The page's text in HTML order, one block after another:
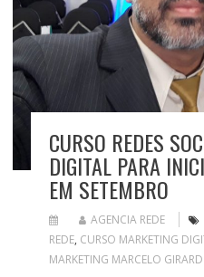
CURSO REDES
DIGITAL PARA
EM SETEMBRO
AGENCIA REDE
REDE, CURSO MARKETING
MARKETING MARCELO GIRARD